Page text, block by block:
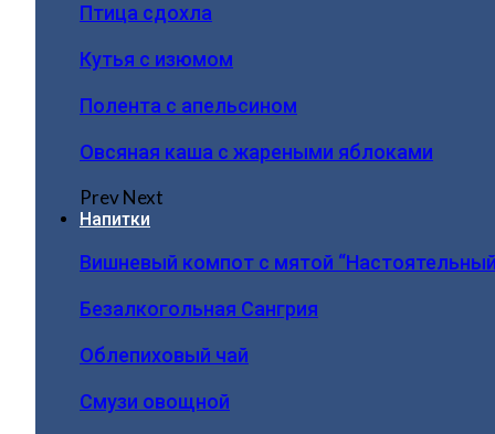
Птица сдохла
Кутья с изюмом
Полента с апельсином
Овсяная каша с жареными яблоками
PrevNext
Напитки
Вишневый компот с мятой
Безалкогольная Сангрия
Облепиховый чай
Смузи овощной